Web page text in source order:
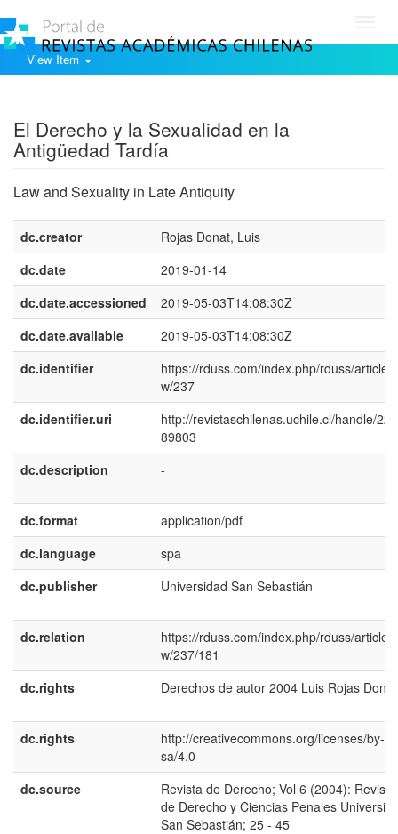
View Item
El Derecho y la Sexualidad en la
Antigüedad Tardía
Law and Sexuality in Late Antiquity
dc.creator
Rojas Donat, Luis
dc.date
2019-01-14
dc.date.accessioned
2019-05-03T14:08:30Z
dc.date.available
2019-05-03T14:08:30Z
dc.identifier
https://rduss.com/index.php/rduss/article/
w/237
dc.identifier.uri
http://revistaschilenas.uchile.cl/handle/
89803
dc.description
-
dc.format
application/pdf
dc.language
spa
dc.publisher
Universidad San Sebastián
dc.relation
https://rduss.com/index.php/rduss/article/
w/237/181
dc.rights
Derechos de autor 2004 Luis Rojas Donat
dc.rights
http://creativecommons.org/licenses/by-
sa/4.0
dc.source
Revista de Derecho; Vol 6 (2004): Revista
de Derecho y Ciencias Penales
San Sebastián; 25 - 45